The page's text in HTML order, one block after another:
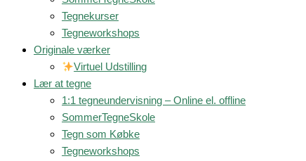
Tegnekurser
Tegneworkshops
Originale værker
Virtuel Udstilling
Lær at tegne
1:1 tegneundervisning – Online el. offline
SommerTegneSkole
Tegn som Købke
Tegneworkshops